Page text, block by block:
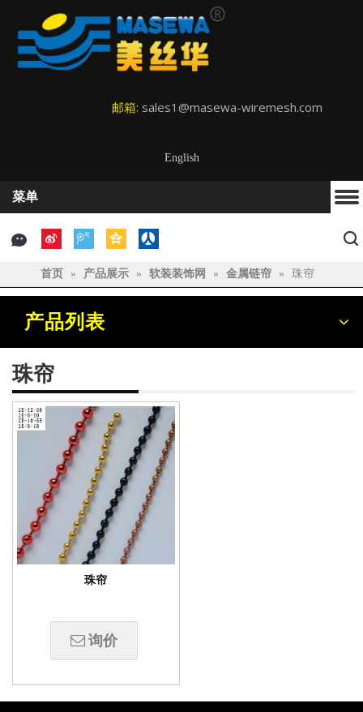
邮箱: sales1@masewa-wiremesh.com
English
菜单
首页 » 产品展示 » 软装装饰网 » 金属链帘 » 珠帘
产品列表
珠帘
珠帘
询价
午后时光------小故事
东京宮下公园
万科-大理拾叁月金属装饰网带应用